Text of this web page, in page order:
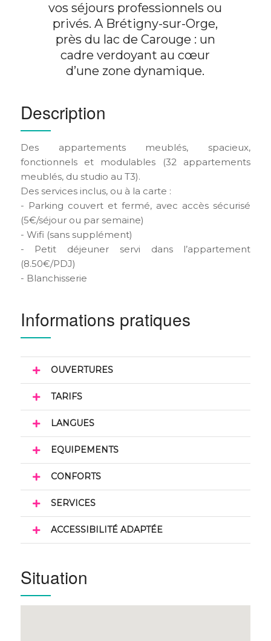
vos séjours professionnels ou
privés. A Brétigny-sur-Orge,
près du lac de Carouge : un
cadre verdoyant au cœur
d’une zone dynamique.
Description
Des appartements meublés, spacieux,
fonctionnels et modulables (32 appartements
meublés, du studio au T3).
Des services inclus, ou à la carte :
- Parking couvert et fermé, avec accès sécurisé
(5€/séjour ou par semaine)
- Wifi (sans supplément)
- Petit déjeuner servi dans l’appartement
(8.50€/PDJ)
- Blanchisserie
Informations pratiques
OUVERTURES
TARIFS
LANGUES
EQUIPEMENTS
CONFORTS
SERVICES
ACCESSIBILITÉ ADAPTÉE
Situation